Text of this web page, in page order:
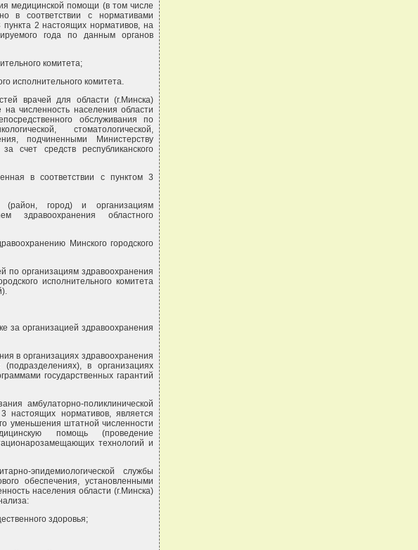
медицинской помощи (в том числе
в соответствии с нормативами
2 настоящих нормативов, на
года по данным органов
комитета;
исполнительного комитета.
врачей для области (г.Минска)
численность населения области
обслуживания по
стоматологической,
подчиненными Министерству
счет средств республиканского
в соответствии с пунктом 3
(район, город) и организациям
здравоохранения областного
Минского городского
по организациям здравоохранения
исполнительного комитета
за организацией здравоохранения
в организациях здравоохранения
в организациях
государственных гарантий
амбулаторно-поликлинической
настоящих нормативов, является
уменьшения штатной численности
помощь (проведение
технологий и
эпидемиологической службы
обеспечения, установленными
населения области (г.Минска)
здоровья;